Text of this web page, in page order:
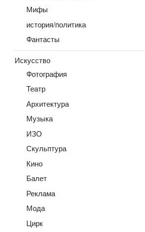
Мифы
история/политика
Фантасты
Искусство
Фотография
Театр
Архитектура
Музыка
ИЗО
Скульптура
Кино
Балет
Реклама
Мода
Цирк